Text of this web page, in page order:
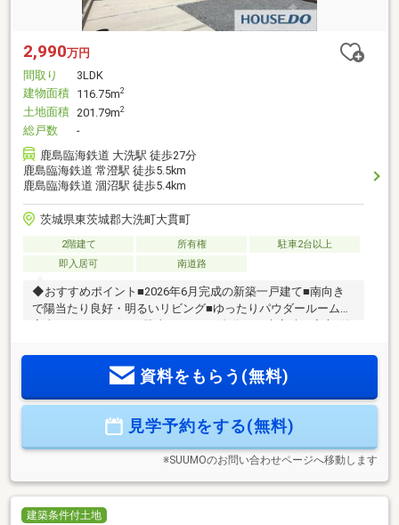
2,990万円
間取り
3LDK
建物面積 116.75m2
土地面積 201.79m2
総戸数
-
鹿島臨海鉄道 大洗駅 徒歩27分
鹿島臨海鉄道 常澄駅 徒歩5.5km
鹿島臨海鉄道 涸沼駅 徒歩5.4km
茨城県東茨城郡大洗町大貫町
2階建て 所有権
駐車2台以上
即入居可
南道路
◆おすすめポイント■2026年6月完成の新築一戸建て■南向き
で陽当たり良好・明るいリビング■ゆったりパウダールームで
19分■南中学校 徒歩17分■セイミヤ大洗店 徒歩22分■大洗駅 徒
歩27分◆ご案内現地のご見学を随時承っております。図面や
資料をもらう(無料)
見学予約をする(無料)
※SUUMOのお問い合わせページへ移動します
建築条件付土地